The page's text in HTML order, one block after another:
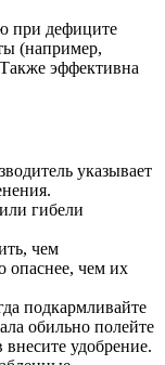
при дефиците
(например,
эффективна
указывает
гибели
чем
опаснее, чем их
подкармливайте
обильно полейте
внесите удобрение.